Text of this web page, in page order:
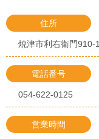
住所
焼津市利右衛門910-1
電話番号
054-622-0125
営業時間